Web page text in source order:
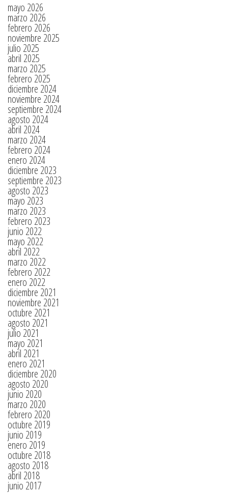
mayo 2026
marzo 2026
febrero 2026
noviembre 2025
julio 2025
abril 2025
marzo 2025
febrero 2025
diciembre 2024
noviembre 2024
septiembre 2024
agosto 2024
abril 2024
marzo 2024
febrero 2024
enero 2024
diciembre 2023
septiembre 2023
agosto 2023
mayo 2023
marzo 2023
febrero 2023
junio 2022
mayo 2022
abril 2022
marzo 2022
febrero 2022
enero 2022
diciembre 2021
noviembre 2021
octubre 2021
agosto 2021
julio 2021
mayo 2021
abril 2021
enero 2021
diciembre 2020
agosto 2020
junio 2020
marzo 2020
febrero 2020
octubre 2019
junio 2019
enero 2019
octubre 2018
agosto 2018
abril 2018
junio 2017